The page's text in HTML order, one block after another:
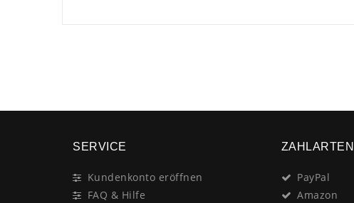
SERVICE
Kundenkonto eröffnen
FAQ & Hilfe
ZAHLARTEN
PayPal
Amazon